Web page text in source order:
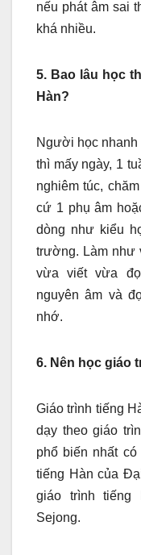
nếu phát âm sai
khá nhiều.
5. Bao lâu học
Hàn?
Người học
thì mấy ngày, 1
nghiêm túc,
cứ 1 phụ âm
dòng như kiểu
trường. Làm như
vừa viết vừa
nguyên âm và
nhớ.
6. Nên học giáo
Giáo trình tiếng
dạy theo giáo
phổ biến nhất
tiếng Hàn của
giáo trình tiếng
Sejong.